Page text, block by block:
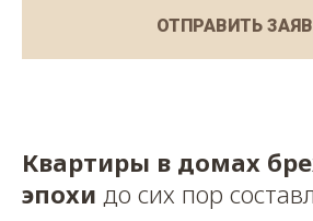
ОТПРАВИТЬ
Квартиры в домах
эпохи до сих пор